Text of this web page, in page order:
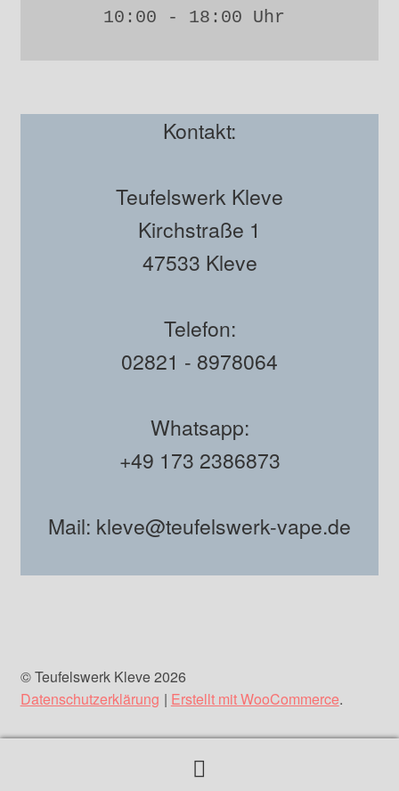
10:00 - 18:00 Uhr
Kontakt:
Teufelswerk Kleve
Kirchstraße 1
47533 Kleve
Telefon:
02821 - 8978064
Whatsapp:
+49 173 2386873
Mail: kleve@teufelswerk-vape.de
© Teufelswerk Kleve 2026
Datenschutzerklärung
Erstellt mit WooCommerce.